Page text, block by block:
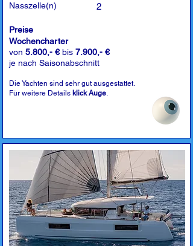
Nasszelle(n)
2
Preise
Wochencharter
von 5.800,- €bis 7.900,- €
je nach Saisonabschnitt
Die Yachten sind sehr gut ausgestattet.
Für weitere Details klick Auge.